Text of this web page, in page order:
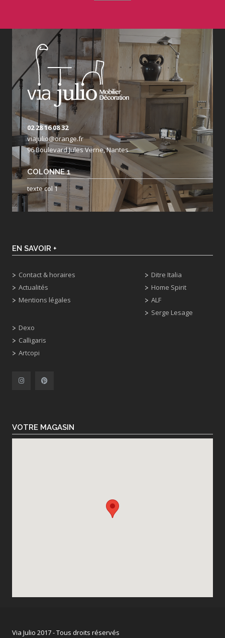
02 28 16 08 32
viajulio@orange.fr
96 Boulevard Jules Verne, Nantes
COLONNE 1
texte col 1
EN SAVOIR +
Contact & horaires
Actualités
Mentions légales
Dexo
Calligaris
Artcopi
Ditre Italia
Home Spirit
ALF
Serge Lesage
VOTRE MAGASIN
Via Julio 2017 - Tous droits réservés